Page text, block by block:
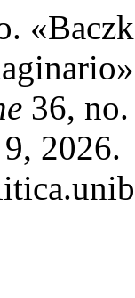
36,
2026.